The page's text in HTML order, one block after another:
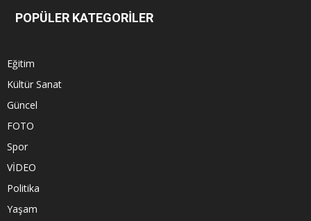
POPÜLER KATEGORİLER
Eğitim
Kültür Sanat
Güncel
FOTO
Spor
VİDEO
Politika
Yaşam